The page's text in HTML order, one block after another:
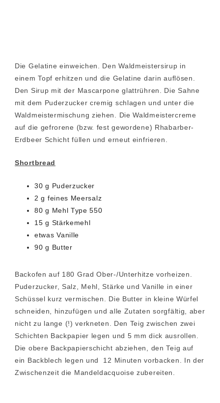
Die Gelatine einweichen. Den Waldmeistersirup in
einem Topf erhitzen und die Gelatine darin auflösen.
Den Sirup mit der Mascarpone glattrühren. Die Sahne
mit dem Puderzucker cremig schlagen und unter die
Waldmeistermischung ziehen. Die Waldmeistercreme
auf die gefrorene (bzw. fest gewordene) Rhabarber-
Erdbeer Schicht füllen und erneut einfrieren.
Shortbread
30 g Puderzucker
2 g feines Meersalz
80 g Mehl Type 550
15 g Stärkemehl
etwas Vanille
90 g Butter
Backofen auf 180 Grad Ober-/Unterhitze vorheizen.
Puderzucker, Salz, Mehl, Stärke und Vanille in einer
Schüssel kurz vermischen. Die Butter in kleine Würfel
schneiden, hinzufügen und alle Zutaten sorgfältig, aber
nicht zu lange (!) verkneten. Den Teig zwischen zwei
Schichten Backpapier legen und 5 mm dick ausrollen.
Die obere Backpapierschicht abziehen, den Teig auf
ein Backblech legen und 12 Minuten vorbacken. In der
Zwischenzeit die Mandeldacquoise zubereiten.